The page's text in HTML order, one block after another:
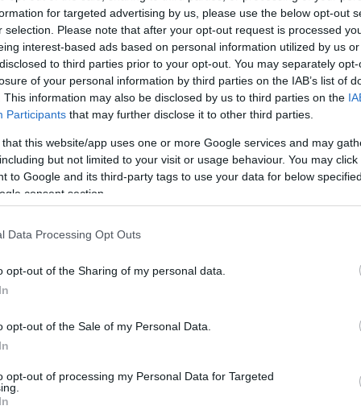
for targeted advertising by us, please use the below opt-out
selection. Please note that after your opt-out request is processed
interest-based ads based on personal information utilized by us
to third parties prior to your opt-out. You may separately
of your personal information by third parties on the IAB’s list of
This information may also be disclosed by us to third parties on the
Participants that may further disclose it to other third parties.
that this website/app uses one or more Google services and may
but not limited to your visit or usage behaviour. You may
to Google and its third-party tags to use your data for below
consent section.
Data Processing Opt Outs
opt-out of the Sharing of my personal data.
opt-out of the Sale of my Personal Data.
opt-out of processing my Personal Data for Targeted
να ενισχυθεί με την κατανάλωση τροφών
και τα φρούτα. Ωστόσο, οι διαβητικοί ασθενείς
στην πρόσληψη φρούτων υψηλής περιεκτικότητας
ο θερμιδικός μας μεταβολισμός, άρα και οι
Συνιστώνται ελαφριά γεύματα, όπως λαδερά,
γεύματα εκτός σπιτιού, καλό είναι να
πιάτα, καθώς πολλά εξ αυτών παρασκευάζονται
έλαια, που ενδέχεται να περιέχουν
σε ω-3 λιπαρά οξέα με